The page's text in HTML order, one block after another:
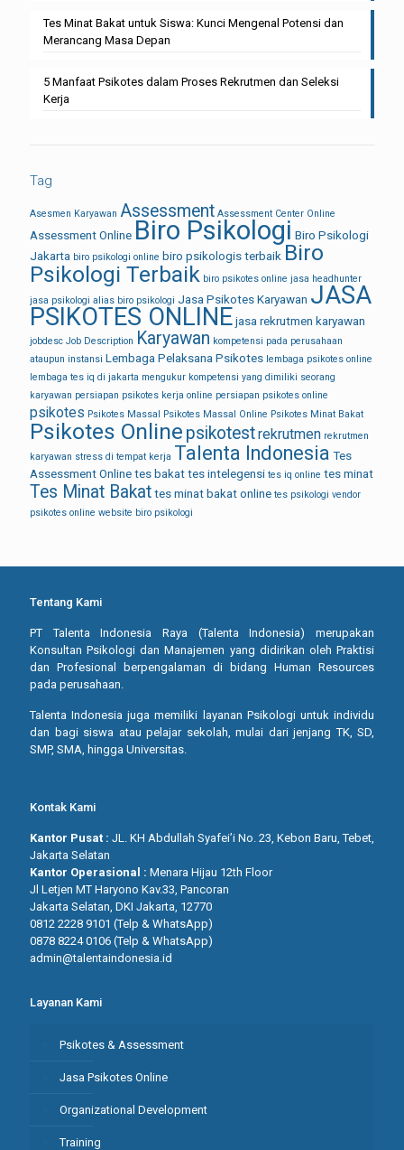
Tes Minat Bakat untuk Siswa: Kunci Mengenal Potensi dan
Merancang Masa Depan
5 Manfaat Psikotes dalam Proses Rekrutmen dan Seleksi
Kerja
Tag
Asesmen Karyawan Assessment Assessment Center Online
Assessment Online Biro Psikologi Biro Psikologi
Jakarta biro psikologi online biro psikologis terbaik Biro
Psikologi Terbaik biro psikotes online jasa headhunter
jasa psikologi alias biro psikologi Jasa Psikotes Karyawan JASA
PSIKOTES ONLINE jasa rekrutmen karyawan
jobdesc Job Description Karyawan kompetensi pada perusahaan
ataupun instansi Lembaga Pelaksana Psikotes lembaga psikotes online
lembaga tes iq di jakarta mengukur kompetensi yang dimiliki seorang
karyawan persiapan psikotes kerja online persiapan psikotes online
psikotes Psikotes Massal Psikotes Massal Online Psikotes Minat Bakat
Psikotes Online psikotestrekrutmen rekrutmen
karyawan stress di tempat kerja Talenta Indonesia Tes
Assessment Online tes bakat tes intelegensi tes iq online tes minat
Tes Minat Bakat tes minat bakat online tes psikologi vendor
psikotes online website biro psikologi
Tentang Kami
PT Talenta Indonesia Raya (Talenta Indonesia) merupakan
Konsultan Psikologi dan Manajemen yang didirikan oleh Praktisi
dan Profesional berpengalaman di bidang Human Resources
pada perusahaan.
Talenta Indonesia juga memiliki layanan Psikologi untuk individu
dan bagi siswa atau pelajar sekolah, mulai dari jenjang TK, SD,
SMP, SMA, hingga Universitas.
Kontak Kami
Kantor Pusat : JL. KH Abdullah Syafei’i No. 23, Kebon Baru, Tebet,
Jakarta Selatan
Kantor Operasional : Menara Hijau 12th Floor
Jl Letjen MT Haryono Kav.33, Pancoran
Jakarta Selatan, DKI Jakarta, 12770
0812 2228 9101 (Telp & WhatsApp)
0878 8224 0106 (Telp & WhatsApp)
admin@talentaindonesia.id
Layanan Kami
Psikotes & Assessment
Jasa Psikotes Online
Organizational Development
Training